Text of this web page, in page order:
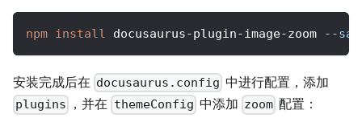
npm install docusaurus-plugin-image-zoom --
安装完成后在 docusaurus.config 中进行配置，添加
plugins ，并在 themeConfig 中添加 zoom 配置：